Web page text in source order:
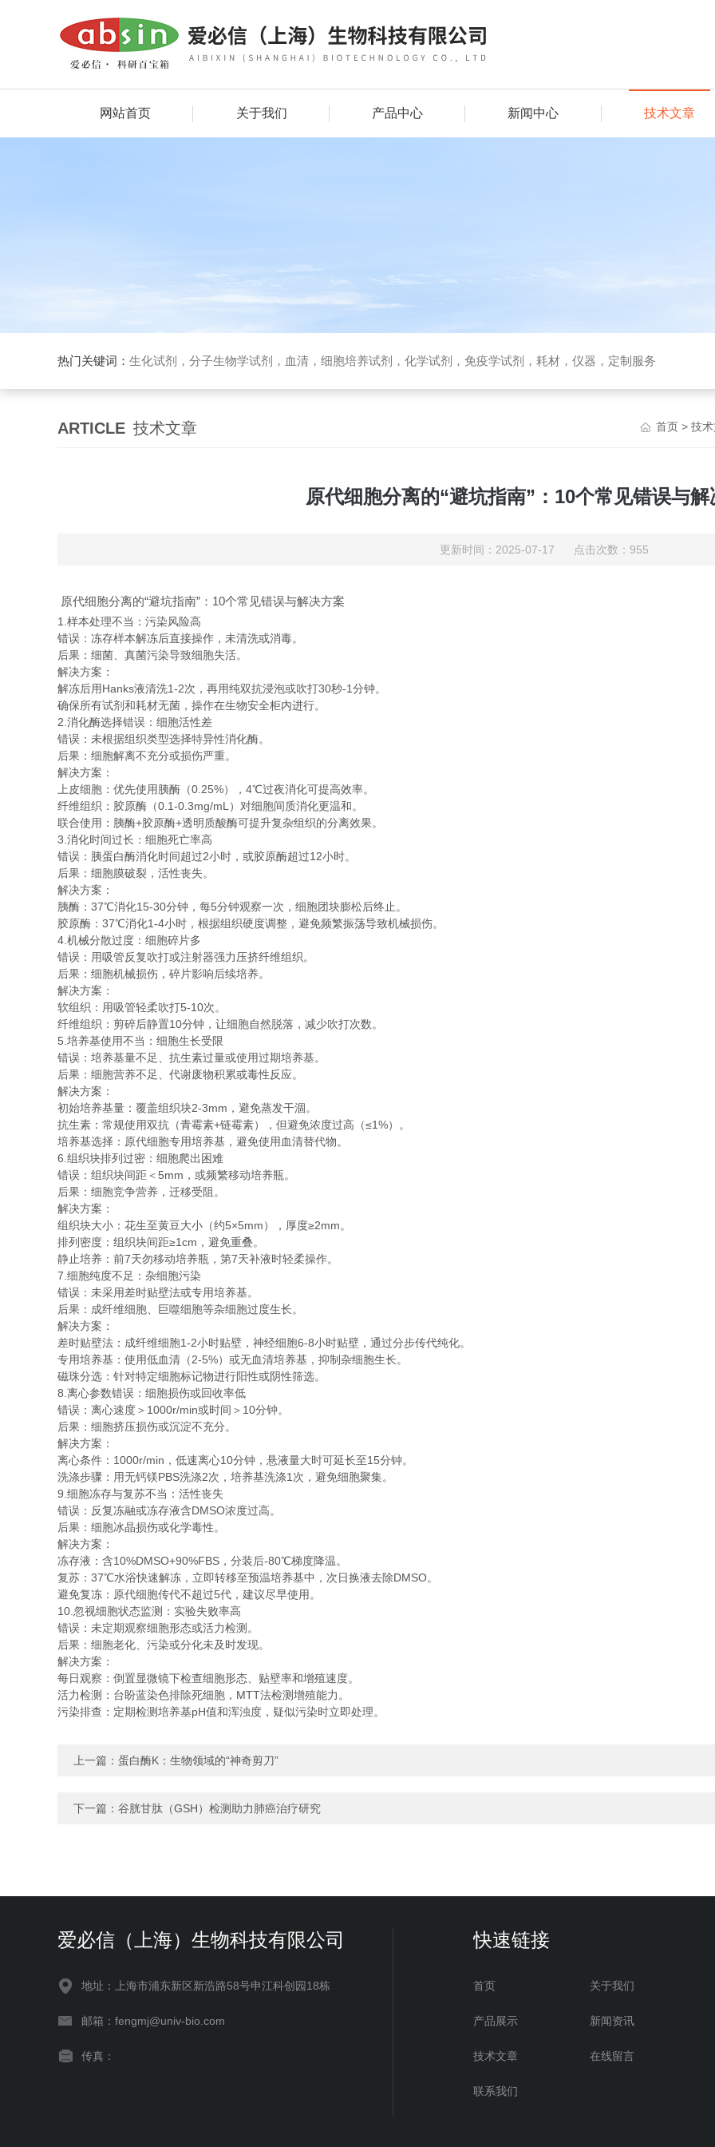
网站首页 关于我们 产品中心 新闻中心 技术文章
热门关键词： 生化试剂，分子生物学试剂，血清，细胞培养试剂，化学试剂，免疫学试剂，耗材，仪器，定制服务
ARTICLE 技术文章 首页 > 技
原代细胞分离的“避坑指南”：10个常见错误与解
更新时间：2025-07-17 点击次数：955
原代细胞分离的“避坑指南”：10个常见错误与解决方案
1.样本处理不当：污染风险高
错误：冻存样本解冻后直接操作，未清洗或消毒。
后果：细菌、真菌污染导致细胞失活。
解决方案：
解冻后用Hanks液清洗1-2次，再用纯双抗浸泡或吹打30秒-1分钟。
确保所有试剂和耗材无菌，操作在生物安全柜内进行。
2.消化酶选择错误：细胞活性差
错误：未根据组织类型选择特异性消化酶。
后果：细胞解离不充分或损伤严重。
解决方案：
上皮细胞：优先使用胰酶（0.25%），4℃过夜消化可提高效率。
纤维组织：胶原酶（0.1-0.3mg/mL）对细胞间质消化更温和。
联合使用：胰酶+胶原酶+透明质酸酶可提升复杂组织的分离效果。
3.消化时间过长：细胞死亡率高
错误：胰蛋白酶消化时间超过2小时，或胶原酶超过12小时。
后果：细胞膜破裂，活性丧失。
解决方案：
胰酶：37℃消化15-30分钟，每5分钟观察一次，细胞团块膨松后终止。
胶原酶：37℃消化1-4小时，根据组织硬度调整，避免频繁振荡导致机械损伤。
4.机械分散过度：细胞碎片多
错误：用吸管反复吹打或注射器强力压挤纤维组织。
后果：细胞机械损伤，碎片影响后续培养。
解决方案：
软组织：用吸管轻柔吹打5-10次。
纤维组织：剪碎后静置10分钟，让细胞自然脱落，减少吹打次数。
5.培养基使用不当：细胞生长受限
错误：培养基量不足、抗生素过量或使用过期培养基。
后果：细胞营养不足、代谢废物积累或毒性反应。
解决方案：
初始培养基量：覆盖组织块2-3mm，避免蒸发干涸。
抗生素：常规使用双抗（青霉素+链霉素），但避免浓度过高（≤1%）。
培养基选择：原代细胞专用培养基，避免使用血清替代物。
6.组织块排列过密：细胞爬出困难
错误：组织块间距＜5mm，或频繁移动培养瓶。
后果：细胞竞争营养，迁移受阻。
解决方案：
组织块大小：花生至黄豆大小（约5×5mm），厚度≥2mm。
排列密度：组织块间距≥1cm，避免重叠。
静止培养：前7天勿移动培养瓶，第7天补液时轻柔操作。
7.细胞纯度不足：杂细胞污染
错误：未采用差时贴壁法或专用培养基。
后果：成纤维细胞、巨噬细胞等杂细胞过度生长。
解决方案：
差时贴壁法：成纤维细胞1-2小时贴壁，神经细胞6-8小时贴壁，通过分步传代纯化。
专用培养基：使用低血清（2-5%）或无血清培养基，抑制杂细胞生长。
磁珠分选：针对特定细胞标记物进行阳性或阴性筛选。
8.离心参数错误：细胞损伤或回收率低
错误：离心速度＞1000r/min或时间＞10分钟。
后果：细胞挤压损伤或沉淀不充分。
解决方案：
离心条件：1000r/min，低速离心10分钟，悬液量大时可延长至15分钟。
洗涤步骤：用无钙镁PBS洗涤2次，培养基洗涤1次，避免细胞聚集。
9.细胞冻存与复苏不当：活性丧失
错误：反复冻融或冻存液含DMSO浓度过高。
后果：细胞冰晶损伤或化学毒性。
解决方案：
冻存液：含10%DMSO+90%FBS，分装后-80℃梯度降温。
复苏：37℃水浴快速解冻，立即转移至预温培养基中，次日换液去除DMSO。
避免复冻：原代细胞传代不超过5代，建议尽早使用。
10.忽视细胞状态监测：实验失败率高
错误：未定期观察细胞形态或活力检测。
后果：细胞老化、污染或分化未及时发现。
解决方案：
每日观察：倒置显微镜下检查细胞形态、贴壁率和增殖速度。
活力检测：台盼蓝染色排除死细胞，MTT法检测增殖能力。
污染排查：定期检测培养基pH值和浑浊度，疑似污染时立即处理。
上一篇： 蛋白酶K：生物领域的“神奇剪刀”
下一篇： 谷胱甘肽（GSH）检测助力肺癌治疗研究
爱必信（上海）生物科技有限公司
地址：上海市浦东新区新浩路58号申江科创园18栋
邮箱：fengmj@univ-bio.com
传真：
快速链接
首页 关于我们
产品展示 新闻资讯
技术文章 在线留言
联系我们